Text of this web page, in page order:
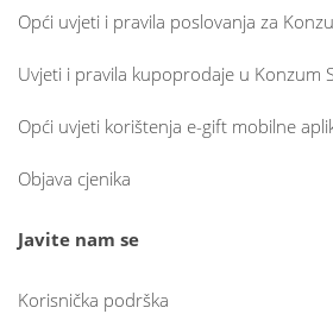
Opći uvjeti i pravila poslovanja za
Uvjeti i pravila kupoprodaje u Konzum
Opći uvjeti korištenja e-gift mobilne
Objava cjenika
Javite nam se
Korisnička podrška